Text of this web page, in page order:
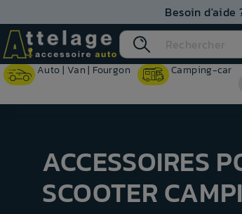
Besoin d'aide
Auto | Van | Fourgon Camping-car
ACCESSOIRES
SCOOTER